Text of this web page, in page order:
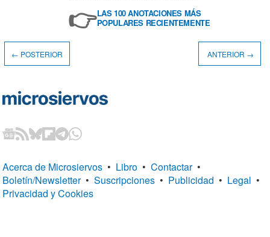
👉LAS 100 ANOTACIONES MÁS
POPULARES RECIENTEMENTE
← POSTERIOR ANTERIOR →
Acerca de Microsiervos • Libro • Contactar •
Boletín/Newsletter • Suscripciones • Publicidad • Legal •
Privacidad y Cookies